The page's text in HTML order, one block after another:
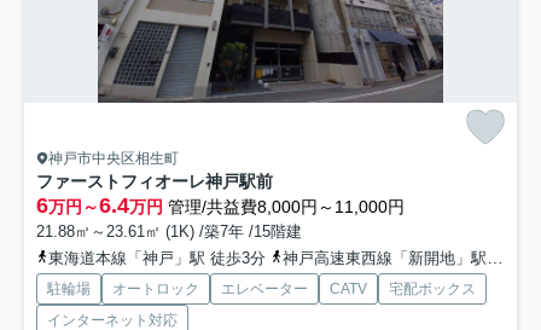
神戸市中央区相生町
ファーストフィオーレ神戸駅前
6万円～6.4万円 管理/共益費8,000円～11,000円
21.88㎡～23.61㎡ (1K) /築7年 /15階建
東海道本線「神戸」駅 徒歩3分
神戸高速東西線「新開地」駅 徒歩8分
駐輪場 オートロック エレベーター CATV
宅配ボックス
インターネット対応